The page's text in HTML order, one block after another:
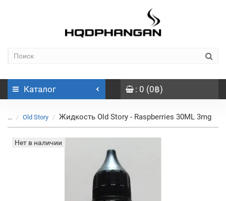
Каталог : 0 (0฿)
... Old Story Жидкость Old Story - Raspberries 30ML 3mg
Нет в наличии